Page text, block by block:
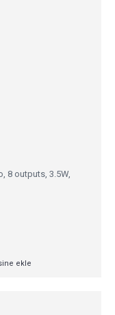
8 outputs, 3.5W,
ekle